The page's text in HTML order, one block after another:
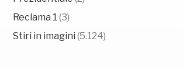
Reclama 1 (3)
Stiri in imagini (5.124)